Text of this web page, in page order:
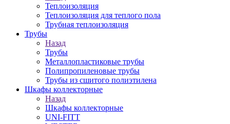
Теплоизоляция
Теплоизоляция для теплого пола
Трубная теплоизоляция
Трубы
Назад
Трубы
Металлопластиковые трубы
Полипропиленовые трубы
Трубы из сшитого полиэтилена
Шкафы коллекторные
Назад
Шкафы коллекторные
UNI-FITT